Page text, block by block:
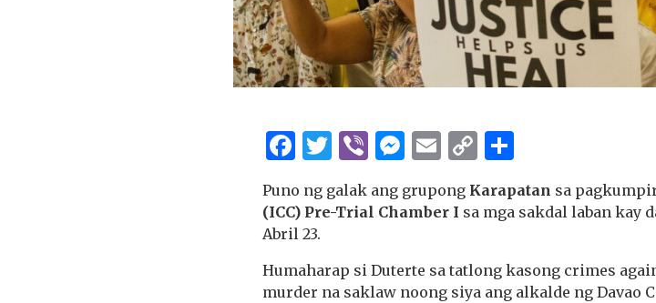
Facebook
Twitter
ViberMessenger
Email
Copy
Puno ng galak ang grupong Karapatan sa
(ICC) Pre-Trial Chamber I sa mga sakdal laban kay
Abril 23.
Humaharap si Duterte sa tatlong kasong crimes
murder na saklaw noong siya ang alkalde ng Davao